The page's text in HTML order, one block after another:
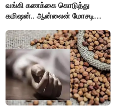
வங்கி கணக்கை கொடுத்து
கமிஷன்.. ஆன்லைன் மோசடி
கைது..!!